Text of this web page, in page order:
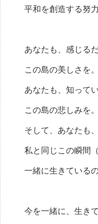
平和を創造する努
あなたも、感じるだ
この島の美しさを。
あなたも、知って
この島の悲しみを。
そして、あなたも、
私と同じこの瞬間
一緒に生きているの
今を一緒に、生き